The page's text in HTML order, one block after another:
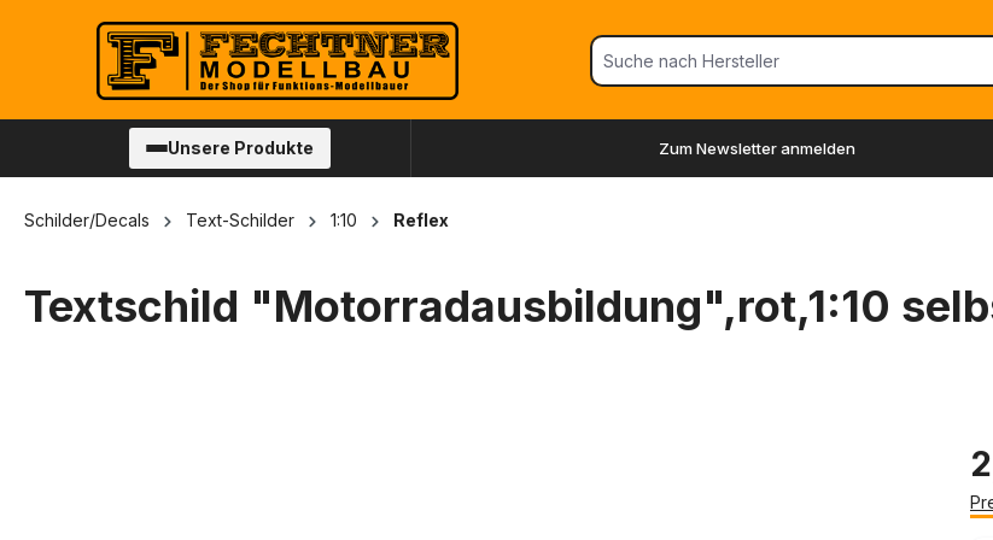
Zur Hauptnavigation springen
Unsere Produkte Zum Newsletter anmelden
Schilder/Decals Text-Schilder 1:10 Reflex
Textschild "Motorradausbildung",rot,1:10